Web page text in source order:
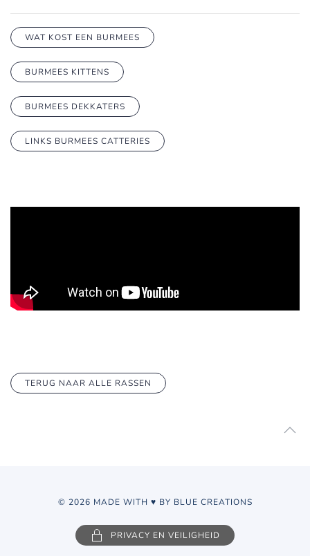
WAT KOST EEN BURMEES
BURMEES KITTENS
BURMEES DEKKATERS
LINKS BURMEES CATTERIES
TERUG NAAR ALLE RASSEN
© 2026 MADE WITH ♥ BY BLUE CREATIONS
PRIVACY EN VEILIGHEID